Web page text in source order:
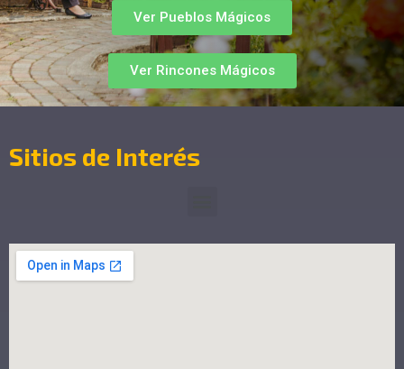
Ver Pueblos Mágicos
Ver Rincones Mágicos
Sitios de Interés